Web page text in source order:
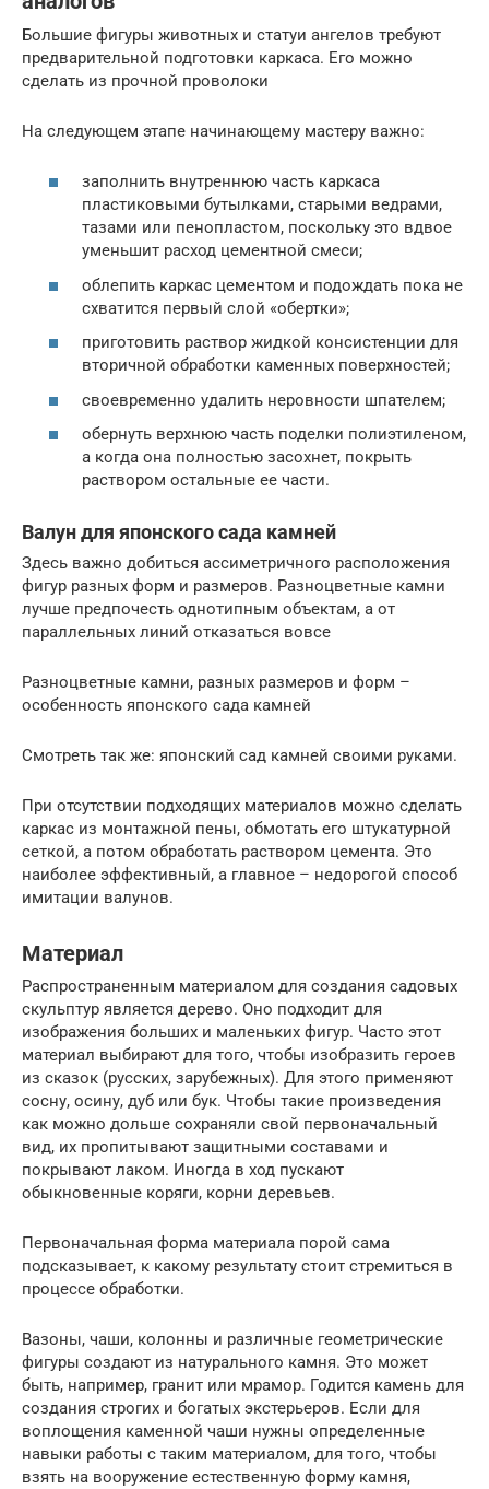
Большие фигуры животных и статуи ангелов требуют
предварительной подготовки каркаса. Его можно
сделать из прочной проволоки
На следующем этапе начинающему мастеру важно:
заполнить внутреннюю часть каркаса
пластиковыми бутылками, старыми ведрами,
тазами или пенопластом, поскольку это вдвое
уменьшит расход цементной смеси;
облепить каркас цементом и подождать пока не
схватится первый слой «обертки»;
приготовить раствор жидкой консистенции для
вторичной обработки каменных поверхностей;
своевременно удалить неровности шпателем;
обернуть верхнюю часть поделки полиэтиленом,
а когда она полностью засохнет, покрыть
раствором остальные ее части.
Валун для японского сада камней
Здесь важно добиться ассиметричного расположения
фигур разных форм и размеров. Разноцветные камни
лучше предпочесть однотипным объектам, а от
параллельных линий отказаться вовсе
Разноцветные камни, разных размеров и форм –
особенность японского сада камней
Смотреть так же: японский сад камней своими руками.
При отсутствии подходящих материалов можно сделать
каркас из монтажной пены, обмотать его штукатурной
сеткой, а потом обработать раствором цемента. Это
наиболее эффективный, а главное – недорогой способ
имитации валунов.
Материал
Распространенным материалом для создания садовых
скульптур является дерево. Оно подходит для
изображения больших и маленьких фигур. Часто этот
материал выбирают для того, чтобы изобразить героев
из сказок (русских, зарубежных). Для этого применяют
сосну, осину, дуб или бук. Чтобы такие произведения
как можно дольше сохраняли свой первоначальный
вид, их пропитывают защитными составами и
покрывают лаком. Иногда в ход пускают
обыкновенные коряги, корни деревьев.
Первоначальная форма материала порой сама
подсказывает, к какому результату стоит стремиться в
процессе обработки.
Вазоны, чаши, колонны и различные геометрические
фигуры создают из натурального камня. Это может
быть, например, гранит или мрамор. Годится камень для
создания строгих и богатых экстерьеров. Если для
воплощения каменной чаши нужны определенные
навыки работы с таким материалом, для того, чтобы
взять на вооружение естественную форму камня,